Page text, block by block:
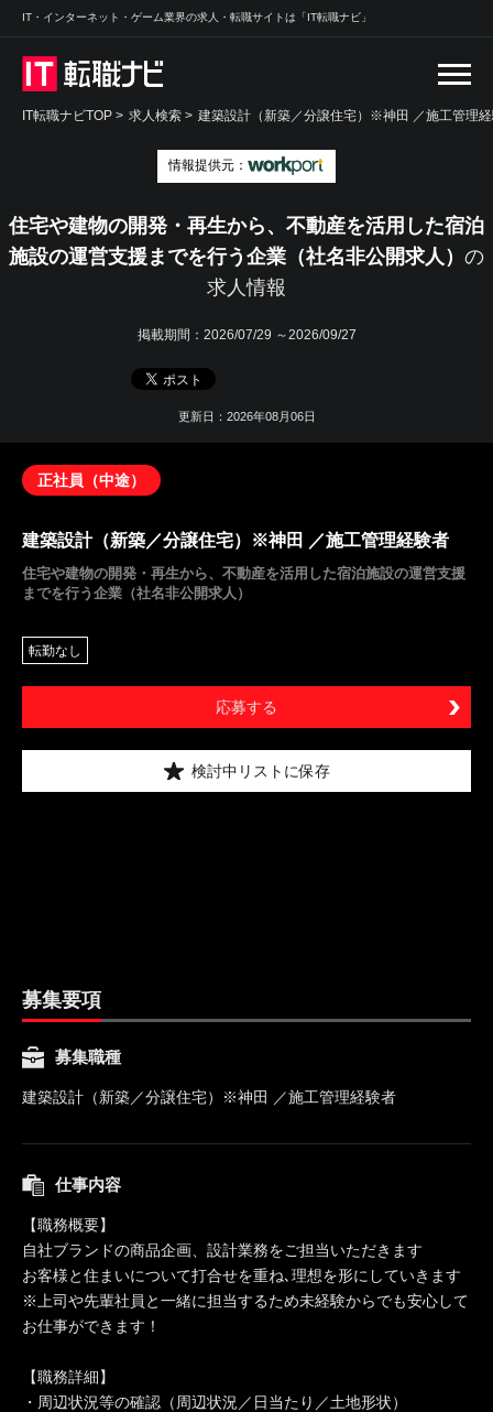
IT・インターネット・ゲーム業界の求人・転職サイトは「IT転職ナビ」
IT転職ナビTOP > 求人検索 > 建築設計（新築／分譲住宅）※神田 ／施工管理
情報提供元：
住宅や建物の開発・再生から、不動産を活用した宿泊
施設の運営支援までを行う企業（社名非公開求人） の
求人情報
掲載期間： 2026/07/29 ～2026/09/27
更新日：2026年08月06日
正社員（中途）
建築設計（新築／分譲住宅）※神田 ／施工管理経験者
住宅や建物の開発・再生から、不動産を活用した宿泊施設の運営支援
までを行う企業（社名非公開求人）
転勤なし
応募する
検討中リストに保存
募集要項
募集職種
建築設計（新築／分譲住宅）※神田 ／施工管理経験者
仕事内容
【職務概要】
自社ブランドの商品企画、設計業務をご担当いただきます
お客様と住まいについて打合せを重ね､理想を形にしていきます
※上司や先輩社員と一緒に担当するため未経験からでも安心して
お仕事ができます！
【職務詳細】
・周辺状況等の確認（周辺状況／日当たり／土地形状）